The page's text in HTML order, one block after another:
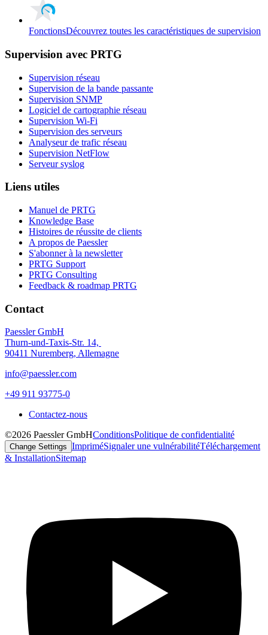
FonctionsDécouvrez toutes les caractéristiques de supervision
Supervision avec PRTG
Supervision réseau
Supervision de la bande passante
Supervision SNMP
Logiciel de cartographie réseau
Supervision Wi-Fi
Supervision des serveurs
Analyseur de trafic réseau
Supervision NetFlow
Serveur syslog
Liens utiles
Manuel de PRTG
Knowledge Base
Histoires de réussite de clients
A propos de Paessler
S'abonner à la newsletter
PRTG Support
PRTG Consulting
Feedback & roadmap PRTG
Contact
Paessler GmbH
Thurn-und-Taxis-Str. 14,
90411 Nuremberg, Allemagne
info@paessler.com
+49 911 93775-0
Contactez-nous
©2026 Paessler GmbHConditionsPolitique de confidentialité
Change Settings ImpriméSignaler une vulnérabilitéTéléchargement
& InstallationSitemap